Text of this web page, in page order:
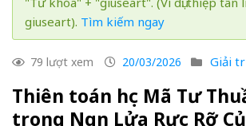
giuseart). Tìm kiếm ngay
79 lượt xem 20/03/2026 Giải
Thiên toán học Mã Tư
trong Ngọn Lửa Rực Rỡ